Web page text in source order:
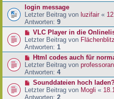
login message
Letzter Beitrag von luzifair «
Antworten: 9
VLC Player in die
Letzter Beitrag von Flächenblitz
Antworten: 1
Html codes auch für
Letzter Beitrag von
Antworten: 4
Sounddateien hoch
Letzter Beitrag von Mogli «
Antworten: 2